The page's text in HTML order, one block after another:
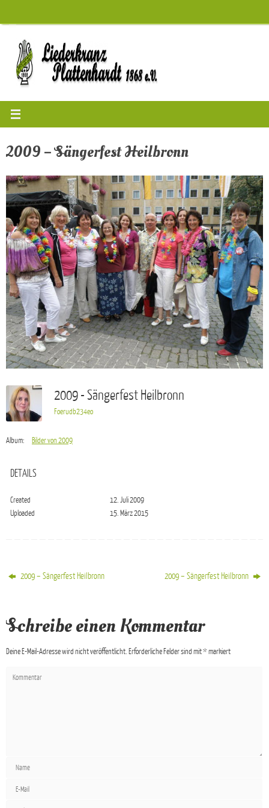
Inhalt
springen
2009 – Sängerfest Heilbronn
2009 - Sängerfest Heilbronn
Foerudb234eo
Album: Bilder von 2009
DETAILS
Created
12. Juli 2009
Uploaded
15. März 2015
2009 – Sängerfest Heilbronn 2009 – Sängerfest Heilbronn
Schreibe einen Kommentar
Deine E-Mail-Adresse wird nicht veröffentlicht. Erforderliche Felder sind mit*markiert